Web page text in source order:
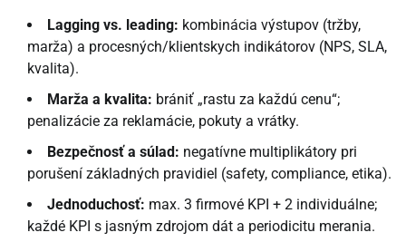
Lagging vs. leading: kombinácia výstupov (tržby,
marža) a procesných/klientskych indikátorov (NPS, SLA,
kvalita).
Marža a kvalita: brániť „rastu za každú cenu“;
penalizácie za reklamácie, pokuty a vrátky.
Bezpečnosť a súlad: negatívne multiplikátory pri
porušení základných pravidiel (safety, compliance, etika).
Jednoduchosť: max. 3 firmové KPI + 2 individuálne;
každé KPI s jasným zdrojom dát a periodicitu merania.